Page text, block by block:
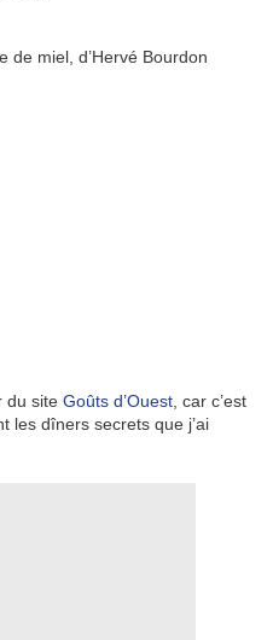
de miel, d’Hervé Bourdon
du site Goûts d’Ouest , car c’est
les dîners secrets que j’ai